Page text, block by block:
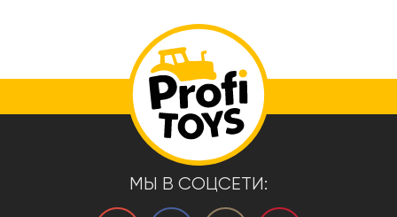
МЫ В СОЦСЕТИ: